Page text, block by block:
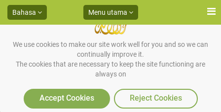
We use cookies to make our site work well for you and so we can
continually improve it.
The cookies that are necessary to keep the site functioning are
always on
Accept Cookies Reject Cookies
Bahasa Menu utama
Pembagian Daging Kurban